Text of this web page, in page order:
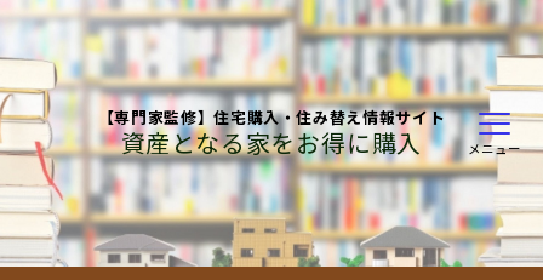
【専門家監修】住宅購入・住み替え情報サイト
資産となる家をお得に購入 メニュー